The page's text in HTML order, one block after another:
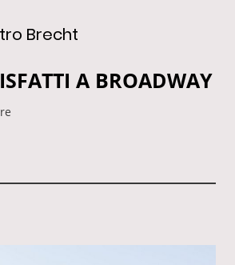
Brecht
A BROADWAY